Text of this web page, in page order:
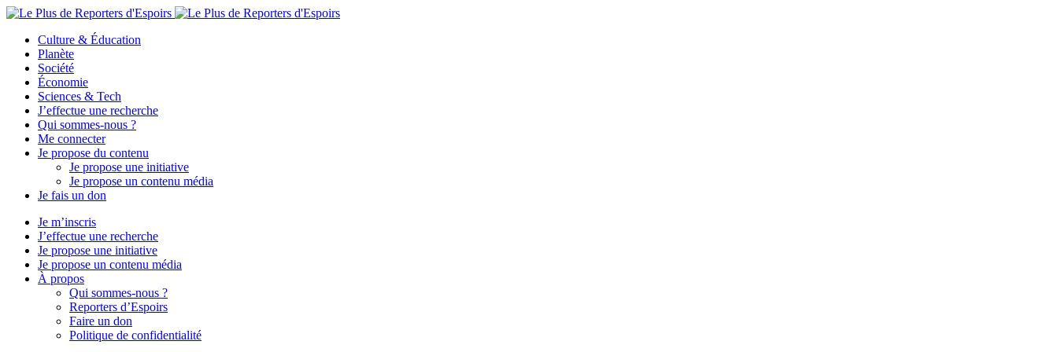
Culture & Éducation
Planète
Société
Économie
Sciences & Tech
J’effectue une recherche
Qui sommes-nous ?
Me connecter
Je propose du contenu
Je propose une initiative
Je propose un contenu média
Je fais un don
Je m’inscris
J’effectue une recherche
Je propose une initiative
Je propose un contenu média
À propos
Qui sommes-nous ?
Reporters d’Espoirs
Faire un don
Politique de confidentialité